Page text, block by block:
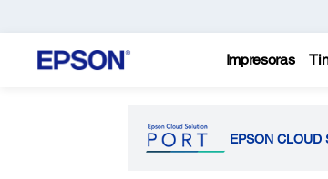
Impresoras
EPSON CLOUD